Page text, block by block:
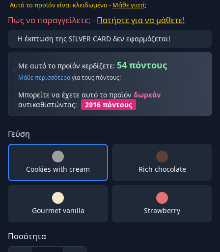
Αυτό το προϊόν είναι κλειδωμένο - Μάθε γιατί;
Πώς να παραγγείλετε; - Πατήστε για να μάθετε!
Η έκπτωση της SILVER CARD δεν εφαρμόζεται!
Με αυτό το προϊόν κερδίζετε: 54 πόντους
Μάθε περισσότεραγια τους πόντους!
Μπορείτε να έχετε αυτό το προϊόν δωρεάν
αντικαθιστώντας:
2916 πόντους
Γεύση
Cookies with cream Rich chocolate
Gourmet vanilla Strawberry
Ποσότητα